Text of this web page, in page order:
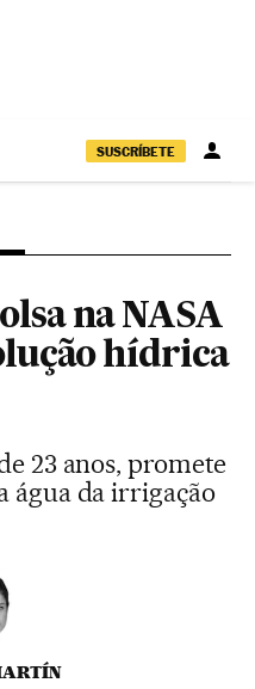
SUSCRÍBETE
na NASA
hídrica
23 anos, promete
água da irrigação